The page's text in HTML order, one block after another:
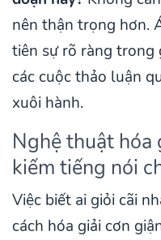
nên thận trọng hơn.
tiên sự rõ ràng trong
các cuộc thảo luận
xuôi hành.
Nghệ thuật
kiếm tiếng nói
Việc biết ai giỏi cãi
cách hóa giải cơn